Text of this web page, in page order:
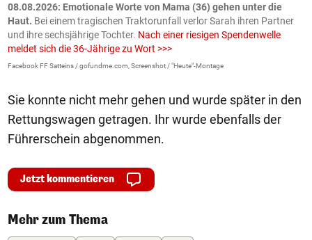
08.08.2026: Emotionale Worte von Mama (36) gehen unter die
Haut. Bei einem tragischen Traktorunfall verlor Sarah ihren Partner
und ihre sechsjährige Tochter. Nach einer riesigen Spendenwelle
meldet sich die 36-Jährige zu Wort >>>
Facebook FF Satteins / gofundme.com, Screenshot / "Heute"-Montage
Sie konnte nicht mehr gehen und wurde später in den
Rettungswagen getragen. Ihr wurde ebenfalls der
Führerschein abgenommen.
Jetzt kommentieren
Mehr zum Thema